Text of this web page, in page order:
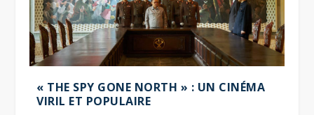
« THE SPY GONE NORTH » : UN CINÉMA
VIRIL ET POPULAIRE